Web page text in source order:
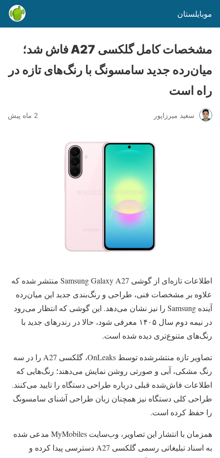
موبایلستان
مشخصات کامل گلکسی A27 فاش شد؛
میان‌رده جدید سامسونگ با رنگ‌های تازه در
راه است
سعید میرزاپور 2 ماه پیش
اطلاعات تازه‌ای از گوشی Samsung Galaxy A27 منتشر شده که
علاوه بر مشخصات فنی، طراحی و رنگ‌بندی جدید این میان‌رده
آینده Samsung را نیز نشان می‌دهد. این گوشی که انتظار می‌رود
در نیمه دوم سال ۱۴۰۵ معرفی شود، حالا در رندرهای جدید با
رنگ‌های متنوع‌تری دیده شده است.
تصاویر تازه منتشرشده توسط OnLeaks، گلکسی A27 را در سه
رنگ مشکی، آبی و صورتی روشن نمایش می‌دهند؛ رنگ‌هایی که
اطلاعات فاش‌شده قبلی درباره طراحی دستگاه را تایید می‌کنند.
طراحی کلی دستگاه نیز همچنان زبان طراحی آشنای سامسونگ
را حفظ کرده است.
همزمان با انتشار این تصاویر، وب‌سایت MyMobiles مدعی شده
به اسناد تبلیغاتی رسمی گلکسی A27 دسترسی پیدا کرده و